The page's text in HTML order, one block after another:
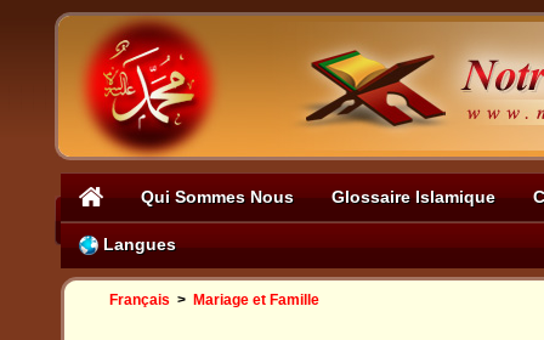
Qui Sommes Nous Glossaire Islamique
Langues
Français > Mariage et Famille